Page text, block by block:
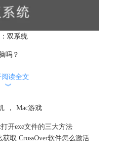
双系统
吗？
。内存不足时仍然运行新的软件会导
。
阅读全文
︾
， Mac游戏
开exe文件的三大方法
获取 CrossOver软件怎么激活